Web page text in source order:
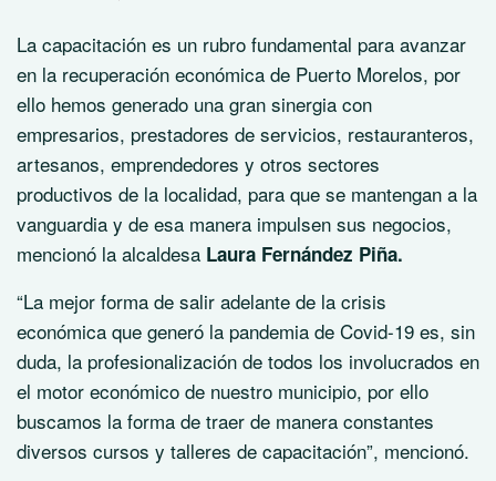
La capacitación es un rubro fundamental para avanzar
en la recuperación económica de Puerto Morelos, por
ello hemos generado una gran sinergia con
empresarios, prestadores de servicios, restauranteros,
artesanos, emprendedores y otros sectores
productivos de la localidad, para que se mantengan a la
vanguardia y de esa manera impulsen sus negocios,
mencionó la alcaldesa Laura Fernández Piña.
“La mejor forma de salir adelante de la crisis
económica que generó la pandemia de Covid-19 es, sin
duda, la profesionalización de todos los involucrados en
el motor económico de nuestro municipio, por ello
buscamos la forma de traer de manera constantes
diversos cursos y talleres de capacitación”, mencionó.